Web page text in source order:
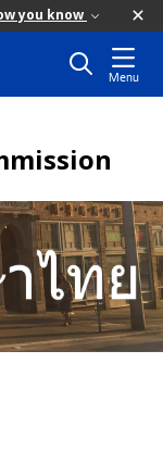
you know
Menu